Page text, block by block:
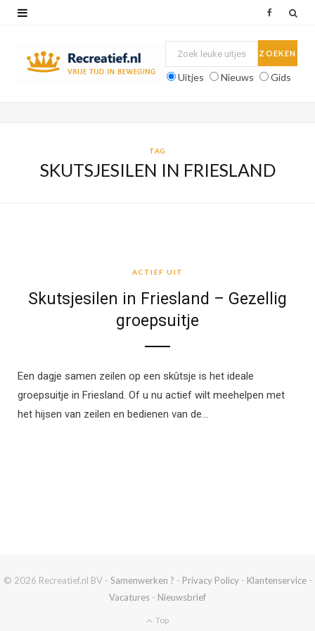
o
Uitjes Nieuws Gids
TAG
SKUTSJESILEN IN FRIESLAND
ACTIEF UIT
Skutsjesilen in Friesland – Gezellig
groepsuitje
Een dagje samen zeilen op een skûtsje is het ideale
groepsuitje in Friesland. Of u nu actief wilt meehelpen met
het hijsen van zeilen en bedienen van de…
© 2026 Recreatief.nl BV - Samenwerken ? - Privacy Policy- Klantenservice-
Vacatures - Nieuwsbrief
Top